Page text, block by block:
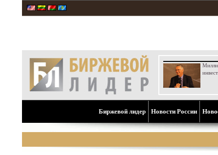
Биржевой лидер Новости России